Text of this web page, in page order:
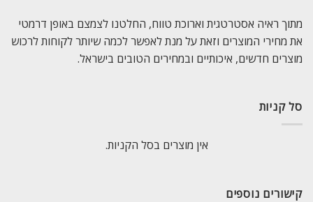
מתוך ראיה אסטרטגית וארוכת טווח, החלטנו לצמצם באופן דרמטי
את מחירי המוצרים וזאת על מנת לאפשר לכמה שיותר לקוחות לרכוש
מוצרים חדשים, איכותיים ובמחירים הטובים בישראל.
סל קניות
אין מוצרים בסל הקניות.
קישורים נוספים